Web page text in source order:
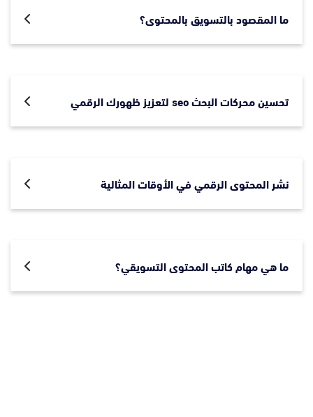
ما المقصود بالتسويق بالمحتوى؟
تحسين محركات البحث seo لتعزيز ظهورك الرقمي
نشر المحتوى الرقمي في الأوقات المثالية
ما هي مهام كاتب المحتوى التسويقي؟